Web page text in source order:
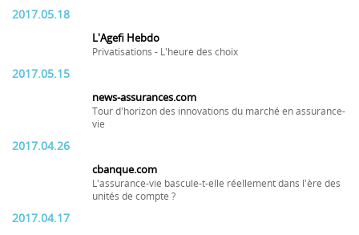
2017.05.18
L'Agefi Hebdo
Privatisations - L'heure des choix
2017.05.15
news-assurances.com
Tour d'horizon des innovations du marché en assurance-
vie
2017.04.26
cbanque.com
L'assurance-vie bascule-t-elle réellement dans l'ère des
unités de compte ?
2017.04.17